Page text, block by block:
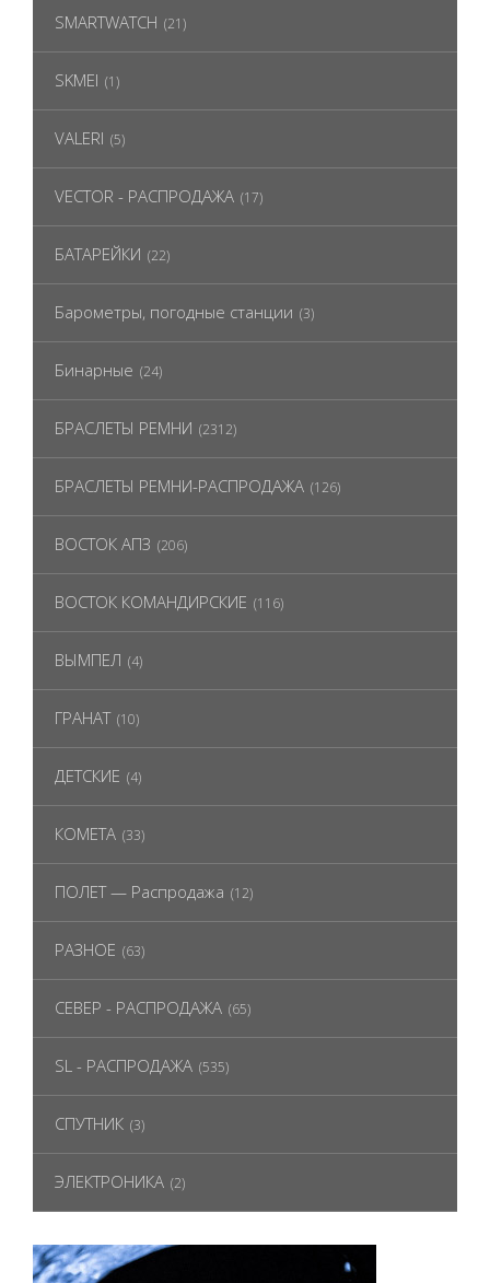
SMARTWATCH (21)
SKMEI (1)
VALERI (5)
VECTOR - РАСПРОДАЖА (17)
БАТАРЕЙКИ (22)
Барометры, погодные станции (3)
Бинарные (24)
БРАСЛЕТЫ РЕМНИ (2312)
БРАСЛЕТЫ РЕМНИ-РАСПРОДАЖА (126)
ВОСТОК АПЗ (206)
ВОСТОК КОМАНДИРСКИЕ (116)
ВЫМПЕЛ (4)
ГРАНАТ (10)
ДЕТСКИЕ (4)
КОМЕТА (33)
ПОЛЕТ — Распродажа (12)
РАЗНОЕ (63)
СЕВЕР - РАСПРОДАЖА (65)
SL - РАСПРОДАЖА (535)
СПУТНИК (3)
ЭЛЕКТРОНИКА (2)